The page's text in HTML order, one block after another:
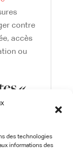
des technologies
informations des
contre
accès
ou
«